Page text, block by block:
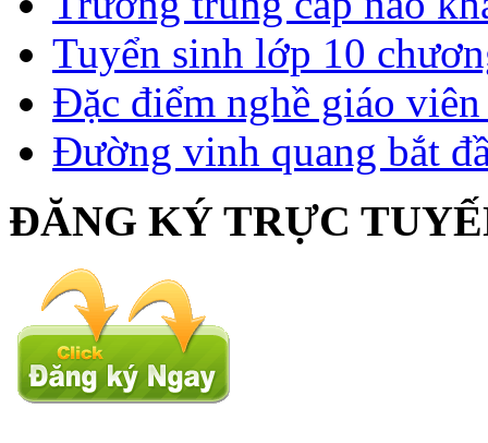
Tuyển sinh lớp 10
Đặc điểm nghề giáo
Đường vinh quang bắt
ĐĂNG KÝ TRỰC